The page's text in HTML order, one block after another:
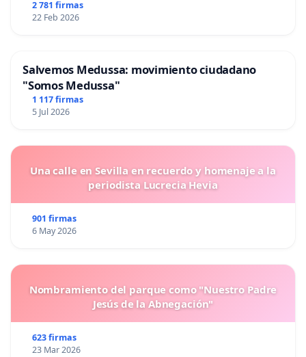
2 781 firmas
22 Feb 2026
Salvemos Medussa: movimiento ciudadano
"Somos Medussa"
1 117 firmas
5 Jul 2026
Una calle en Sevilla en recuerdo y homenaje a la
periodista Lucrecia Hevia
901 firmas
6 May 2026
Nombramiento del parque como "Nuestro Padre
Jesús de la Abnegación"
623 firmas
23 Mar 2026